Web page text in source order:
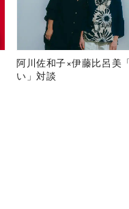
阿川佐和子×伊藤比呂美
い」対談